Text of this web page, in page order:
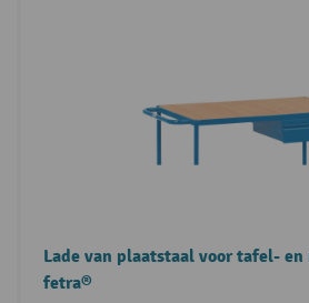
Lade van plaatstaal voor tafel- en
fetra®